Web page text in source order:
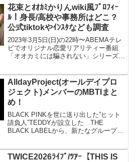
花束とｵｵｶﾐかりんwiki風ﾌﾟﾛﾌｨｰ
ﾙ！身長/高校や事務所はどこ？
公式tiktokやｲﾝｽﾀなども調査
2023年3月5日(日)の22時〜ABEMAテレ
ビでオリジナル恋愛リアリティー番組
「オオカミには騙されない」シリーズの
ね♪この記事では花束とｵｵｶﾐかりん身長/
高校や事...
AlldayProject(オールデイプロ
ジェクト)メンバーのMBTIまと
め！
BLACK PINKを世に送り出した”ヒット
請負人”TEDDYが設立した THE
BLACK LABELから、新たなグループが
チョン・ユギョン会長の長女アニーな...
TWICE2026ﾗｲﾌﾞ/ﾂｱｰ【THIS IS